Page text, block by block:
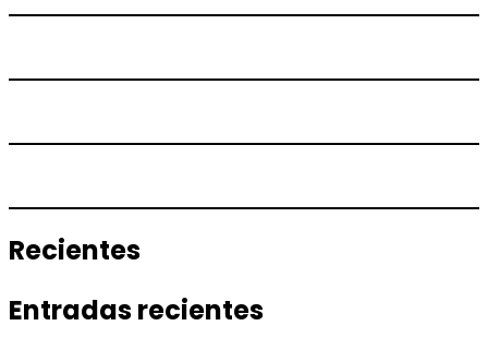
Recientes
Entradas recientes